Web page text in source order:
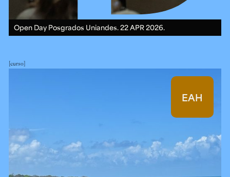
Open Day Posgrados Uniandes.22 APR 2026.
curso
EAH